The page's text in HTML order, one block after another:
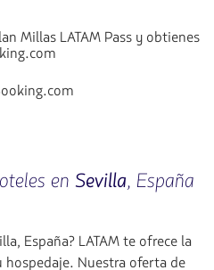
Millas LATAM Pass y obtienes
en Sevilla, España
España? LATAM te ofrece la
hospedaje. Nuestra oferta de